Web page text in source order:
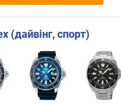
(дайвінг, спорт)